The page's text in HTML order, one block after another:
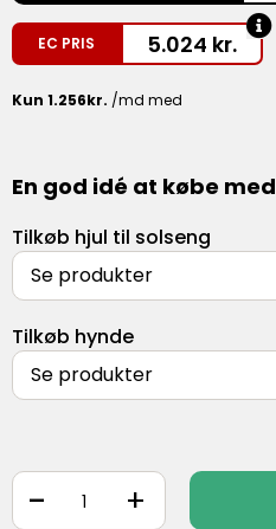
EC PRIS 5.024 kr.
En god idé at købe med
Tilkøb hjul til solseng
Se produkter
Tilkøb hynde
Se produkter
+
-